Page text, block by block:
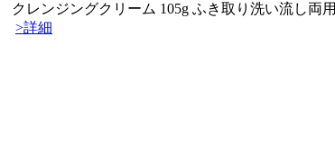
クレンジングクリーム 105g ふき取り洗い流し両
>詳細